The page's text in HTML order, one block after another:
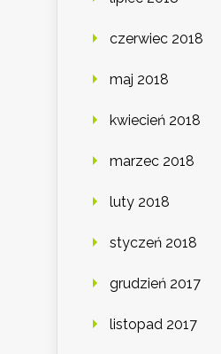
czerwiec 2018
maj 2018
kwiecień 2018
marzec 2018
luty 2018
styczeń 2018
grudzień 2017
listopad 2017